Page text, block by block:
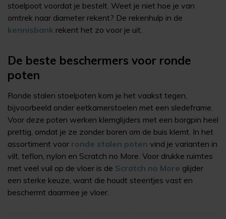
stoelpoot voordat je bestelt. Weet je niet hoe je van
omtrek naar diameter rekent? De rekenhulp in de
kennisbank rekent het zo voor je uit.
De beste beschermers voor ronde
poten
Ronde stalen stoelpoten kom je het vaakst tegen,
bijvoorbeeld onder eetkamerstoelen met een sledeframe.
Voor deze poten werken klemglijders met een borgpin heel
prettig, omdat je ze zonder boren om de buis klemt. In het
assortiment voor ronde stalen poten vind je varianten in
vilt, teflon, nylon en Scratch no More. Voor drukke ruimtes
met veel vuil op de vloer is de Scratch no More glijder
een sterke keuze, want die houdt steentjes vast en
beschermt daarmee je vloer.